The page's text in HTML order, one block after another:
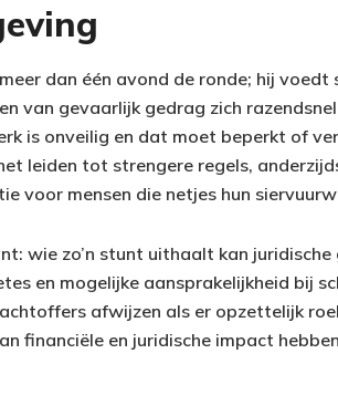
dan één avond de ronde; hij
van gevaarlijk gedrag zich
is onveilig en dat moet beperkt of
leiden tot strengere regels,
voor mensen die netjes hun
wie zo’n stunt uithaalt kan juridische
en mogelijke aansprakelijkheid bij
afwijzen als er opzettelijk
financiële en juridische impact